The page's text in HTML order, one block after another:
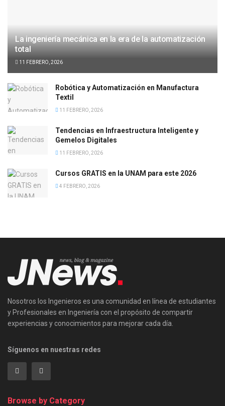
La ingeniería mecánica en la era de la automatización
total
11 FEBRERO, 2026
Robótica y Automatización en Manufactura
Textil
11 FEBRERO, 2026
Tendencias en Infraestructura Inteligente y
Gemelos Digitales
11 FEBRERO, 2026
Cursos GRATIS en la UNAM para este 2026
4 FEBRERO, 2026
Nosotros los Ingenieros es una comunidad en línea de estudiantes
y Profesionales en Ingeniería con el propósito de compartir
experiencias y conocimientos para mejorar cada día.
Síguenos en nuestras redes
Browse by Category